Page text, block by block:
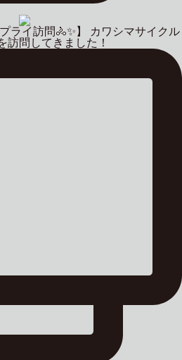
ライ訪問🚴✨】 カワシマサイクル
訪問してきました！